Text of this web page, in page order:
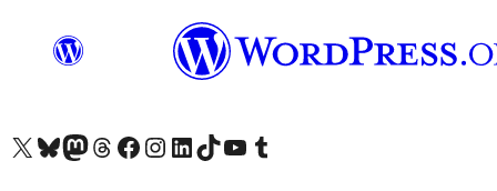
আমাদের X (আগের টুইটার) অ্যাকাউন্টে যানআমাদের Bluesky অ্যাকাউন্টটি দেখুনআমাদের মাস্টোডন অ্যাকাউন্টটি দেখুনআমাদের থ্রেডস অ্যাকাউন্টটি দেখুনআমাদের ফেসবুক পেজ দেখুনআমাদের ইন্সটাগ্রাম অ্যাকাউন্ট দেখুনআমাদের লিঙ্কডইন অ্যাকাউন্টে যানআমাদের TikTok অ্যাকাউন্টটি দেখুনআমাদের ইউটিউব চ্যানেলে যান আমাদের টাম্বলার অ্যাকাউন্ট দেখুন